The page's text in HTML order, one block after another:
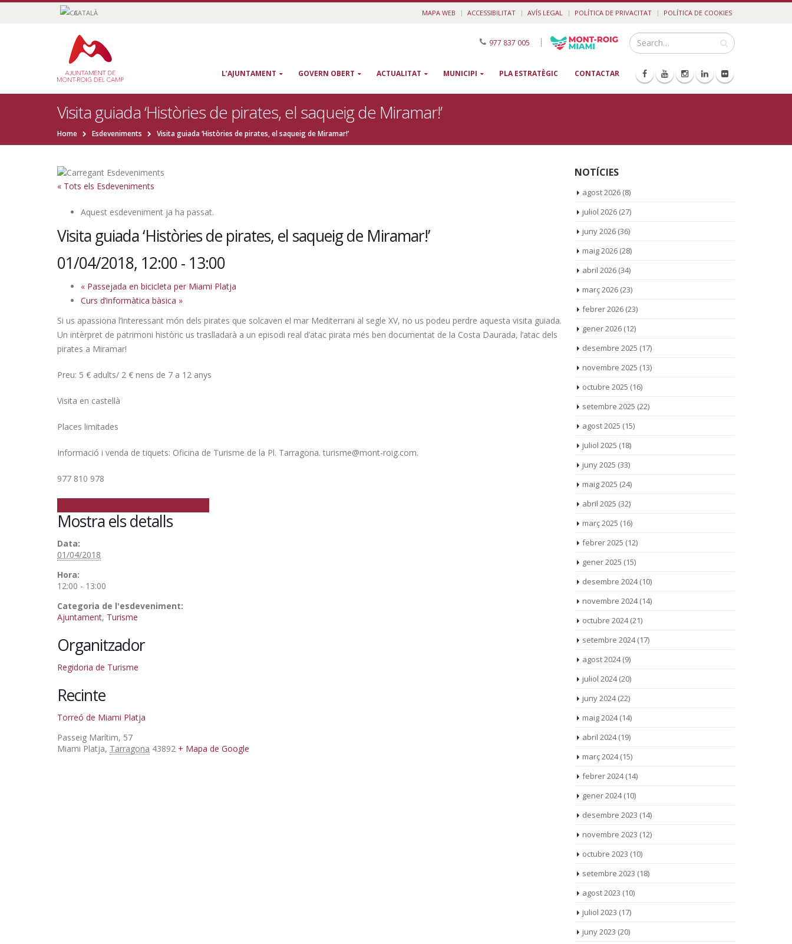
CATALÀ MAPA WEB ACCESSIBILITAT AVÍS LEGAL POLÍTICA DE PRIVACITAT POLÍTICA DE COOKIES
977 837 005 |
L’AJUNTAMENT GOVERN OBERT ACTUALITAT MUNICIPI PLA ESTRATÈGIC CONTACTAR
Visita guiada ‘Històries de pirates, el saqueig de Miramar!’
Home Esdeveniments Visita guiada ‘Històries de pirates, el saqueig de Miramar!’
« Tots els Esdeveniments
Aquest esdeveniment ja ha passat.
Visita guiada ‘Històries de pirates, el saqueig de Miramar!’
01/04/2018, 12:00- 13:00
« Passejada en bicicleta per Miami Platja
Curs d’informàtica bàsica »
Si us apassiona l’interessant món dels pirates que solcaven el mar Mediterrani al segle XV, no us podeu perdre aquesta visita guiada.
Un intèrpret de patrimoni històric us traslladarà a un episodi real d’atac pirata més ben documentat de la Costa Daurada, l’atac dels
pirates a Miramar!
Preu: 5 € adults/ 2 € nens de 7 a 12 anys
Visita en castellà
Places limitades
Informació i venda de tiquets: Oficina de Turisme de la Pl. Tarragona. turisme@mont-roig.com.
977 810 978
Mostra els detalls
Data:
01/04/2018
Hora:
12:00 - 13:00
Categoria de l'esdeveniment:
Ajuntament, Turisme
Organitzador
Regidoria de Turisme
Recinte
Torreó de Miami Platja
Passeig Marítim, 57
Miami Platja, Tarragona 43892 + Mapa de Google
NOTÍCIES
agost 2026(8)
juliol 2026(27)
juny 2026(36)
maig 2026(28)
abril 2026(34)
març 2026(23)
febrer 2026(23)
gener 2026(12)
desembre 2025 (17)
novembre 2025 (13)
octubre 2025 (16)
setembre 2025 (22)
agost 2025 (15)
juliol 2025 (18)
juny 2025 (33)
maig 2025 (24)
abril 2025 (32)
març 2025 (16)
febrer 2025 (12)
gener 2025 (15)
desembre 2024(10)
novembre 2024(14)
octubre 2024(21)
setembre 2024(17)
agost 2024(9)
juliol 2024(20)
juny 2024(22)
maig 2024(14)
abril 2024(19)
març 2024(15)
febrer 2024(14)
gener 2024(10)
desembre 2023 (14)
novembre 2023 (12)
octubre 2023 (10)
setembre 2023 (18)
agost 2023 (10)
juliol 2023 (17)
juny 2023 (20)